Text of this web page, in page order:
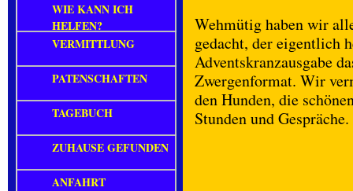
Wehmütig haben wir
gedacht, der eigentlich
Adventskranzausgabe
Zwergenformat. Wir
den Hunden, die
Stunden und Gespräche.
WIE KANN ICH
HELFEN?
VERMITTLUNG
PATENSCHAFTEN
TAGEBUCH
ZUHAUSE GEFUNDEN
ANFAHRT